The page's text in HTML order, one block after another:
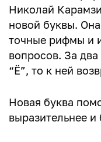
Николай
новой буквы.
точные рифмы и
вопросов. За
“Ё”, то к ней
Новая буква
выразительнее и